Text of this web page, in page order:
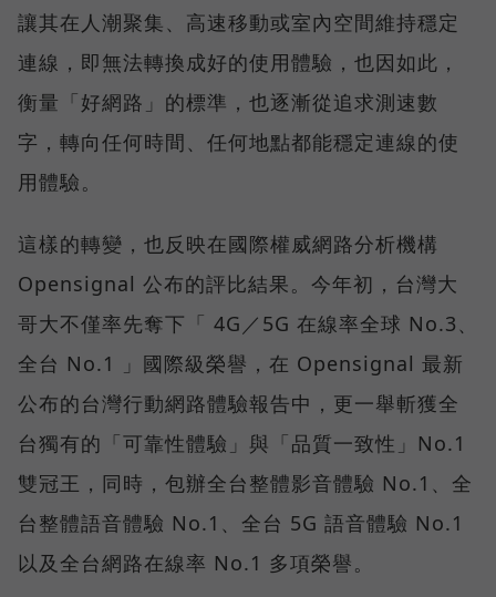
讓其在人潮聚集、高速移動或室內空間維持穩定
連線，即無法轉換成好的使用體驗，也因如此，
衡量「好網路」的標準，也逐漸從追求測速數
字，轉向任何時間、任何地點都能穩定連線的使
用體驗。
這樣的轉變，也反映在國際權威網路分析機構
Opensignal 公布的評比結果。今年初，台灣大
哥大不僅率先奪下「 4G／5G 在線率全球 No.3、
全台 No.1 」國際級榮譽，在 Opensignal 最新
公布的台灣行動網路體驗報告中，更一舉斬獲全
台獨有的「可靠性體驗」與「品質一致性」No.1
雙冠王，同時，包辦全台整體影音體驗 No.1、全
台整體語音體驗 No.1、全台 5G 語音體驗 No.1
以及全台網路在線率 No.1 多項榮譽。